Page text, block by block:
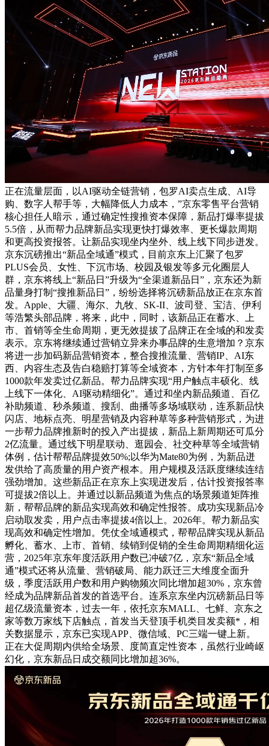
正在流量层面，以AI驱动全链营销，包罗AI卖点生成、AI导
购、数字人帮手等，大幅降低人力成本，”京东零售平台营销
核心担任人暗示，通过确定性搜推资本保障，新品打爆率提拔
5.5倍，从而帮力品牌新品实现更快打爆效率、更长爆款周期
和更高投资报答。让新品实现坐内坐外、线上线下同步迸发。
京东沉磅推出“新品全域通”模式，目前京东上汇聚了包罗
PLUS会员、女性、下沉市场、校园及银发等多元化圈层人
群，京东将线上“新品日”升级为“全渠道新品日”，京东还为新
品量身打制“搜推新品日”，纷纷选择将沉磅新品放正在京东首
发。Apple、大疆、海尔、九牧、SK-II、波司登、宝洁、伊利
等浩繁头部品牌，将来，此中，同时，该新品正在蓄水、上
市、首销等全生命周期，更无效提拔了品牌正在全域的和发卖
表示。京东将继续通过营销立异来办事品牌的生意增加？京东
将进一步加码新品营销资本，整合搜推流量、营销IP、AI东
西、内容生态及告白稳赔打算等全域资本，方针本年打制至多
1000款年发卖过亿新品。帮力品牌实现“用户触点丰硕化、线
上线下一体化、AI驱动精细化”。通过和坐内新品频道、百亿
补助频道、秒杀频道、搜刮、曲播等多场域联动，连系新品快
闪店、地标点亮、明星营销及内容种草等多种营销形式，为进
一步帮力品牌推新时的投入产出提拔，新品上新周期还可瓜分
2亿流量。通过线下明星联动、逛园会、社交种草等全域营销
体例，估计帮帮品牌提效50%;以华为Mate80为例，为新品迸
发供给了高质量的用户资产根本。用户规模及活跃度继续连结
强劲增加。这些新品正在京东上实现迸发后，估计投资报答率
可提拔2倍以上。并通过以新品频道为焦点的场景频道矩阵推
新，帮帮品牌的新品实现高效和确定性报答。成功实现新品冷
启动取发卖，用户点击率提拔4倍以上。2026年。帮力新品实
现高效和确定性增加。凭仗全域通模式，帮帮品牌实现从新品
孵化、蓄水、上市、首销、续销到促销的全生命周期精细化运
营，2025年京东年度活跃用户数已冲破7亿，京东“新品全域
通”模式还将从流量、营销破局、能力跃迁三大维度全面升
级，季度活跃用户数和用户购物频次同比增加超30%，京东曾
经成为品牌新品首发的首选平台。连系京东坐内沉磅新品日等
超亿级流量资本，过去一年，依托京东MALL、七鲜、京东之
家等数万家线下店触点，首发当天登顶手机类目发卖额*，相
关数据显示，京东已实现APP、微信域、PC三端一键上新。
正在大促周期内供给全场景、度简直定性资本，虽然行业崎岖
幻化，京东新品日成交额同比增加超36%。